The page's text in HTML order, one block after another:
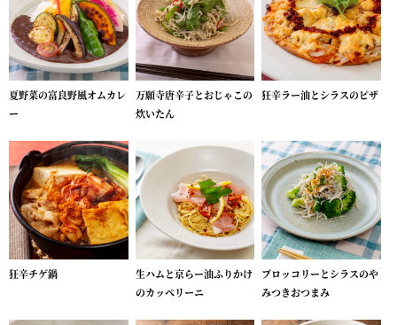
夏野菜の富良野風オムカレ
ー
万願寺唐辛子とおじゃこの
炊いたん
狂辛ラー油とシラスのピザ
狂辛チゲ鍋
生ハムと京らー油ふりかけ
のカッペリーニ
ブロッコリーとシラスのや
みつきおつまみ